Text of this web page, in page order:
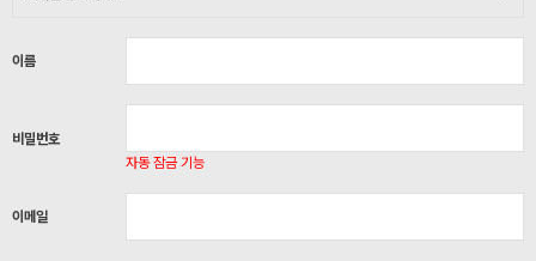
이름
비밀번호
자동 잠금 기능
이메일